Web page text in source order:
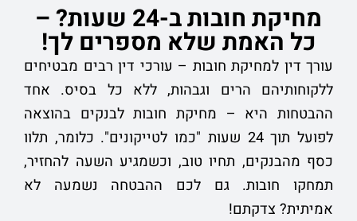
מחיקת חובות ב-24 שעות? –
כל האמת שלא מספרים לך!
עורך דין למחיקת חובות – עורכי דין רבים מבטיחים
ללקוחותיהם הרים וגבהות, ללא כל בסיס. אחד
ההבטחות היא – מחיקת חובות לבנקים בהוצאה
לפועל תוך 24 שעות "כמו לטייקונים". כלומר, תלוו
כסף מהבנקים, תחיו טוב, וכשמגיע השעה להחזיר,
תמחקו חובות. גם לכם ההבטחה נשמעה לא
אמיתית? צדקתם!